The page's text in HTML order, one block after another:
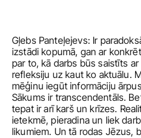
Gļebs Panteļejevs: Ir
izstādi kopumā, gan ar
par to, kā darbs būs saistīts
refleksiju uz kaut ko aktuālu.
mēģinu iegūt informāciju
Sākums ir transcendentāls.
tepat ir arī karš un krīzes.
ietekmē, pieradina un liek
likumiem. Un tā rodas Jēzus,